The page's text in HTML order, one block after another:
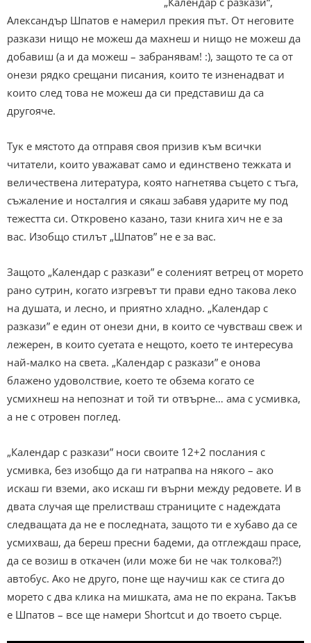
Александър Шпатов е намерил прекия път. От неговите
разкази нищо не можеш да махнеш и нищо не можеш да
добавиш (а и да можеш – забранявам! :), защото те са от
онези рядко срещани писания, които те изненадват и
които след това не можеш да си представиш да са
другояче.
Тук е мястото да отправя своя призив към всички
читатели, които уважават само и единствено тежката и
величествена литература, която нагнетява съцето с тъга,
съжаление и носталгия и сякаш забавя ударите му под
тежестта си. Откровено казано, тази книга хич не е за
вас. Изобщо стилът „Шпатов” не е за вас.
Защото „Календар с разкази” е соленият ветрец от морето
рано сутрин, когато изгревът ти прави едно такова леко
на душата, и лесно, и приятно хладно. „Календар с
разкази” е един от онези дни, в които се чувстваш свеж и
лежерен, в които суетата е нещото, което те интересува
най-малко на света. „Календар с разкази” е онова
блажено удоволствие, което те обзема когато се
усмихнеш на непознат и той ти отвърне… ама с усмивка,
а не с отровен поглед.
„Календар с разкази” носи своите 12+2 послания с
усмивка, без изобщо да ги натрапва на някого – ако
искаш ги вземи, ако искаш ги върни между редовете. И в
двата случая ще прелистваш страниците с надеждата
следващата да не е последната, защото ти е хубаво да се
усмихваш, да береш пресни бадеми, да отглеждаш прасе,
да се возиш в откачен (или може би не чак толкова?!)
автобус. Ако не друго, поне ще научиш как се стига до
морето с два клика на мишката, ама не по екрана. Такъв
е Шпатов – все ще намери Shortcut и до твоето сърце.